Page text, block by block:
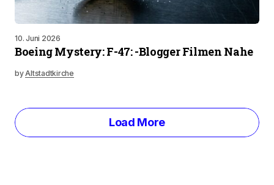
10. Juni 2026
Boeing Mystery: F-47: -Blogger Filmen Nahe
byAltstadtkirche
Load More